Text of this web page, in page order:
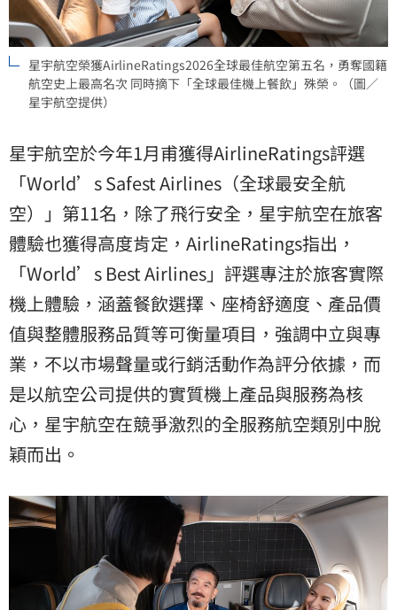
星宇航空榮獲AirlineRatings2026全球最佳航空第五名，勇奪國籍
航空史上最高名次 同時摘下「全球最佳機上餐飲」殊榮。（圖／
星宇航空提供）
星宇航空於今年1月甫獲得AirlineRatings評選
「World’s Safest Airlines（全球最安全航
空）」第11名，除了飛行安全，星宇航空在旅客
體驗也獲得高度肯定，AirlineRatings指出，
「World’s Best Airlines」評選專注於旅客實際
機上體驗，涵蓋餐飲選擇、座椅舒適度、產品價
值與整體服務品質等可衡量項目，強調中立與專
業，不以市場聲量或行銷活動作為評分依據，而
是以航空公司提供的實質機上產品與服務為核
心，星宇航空在競爭激烈的全服務航空類別中脫
穎而出。